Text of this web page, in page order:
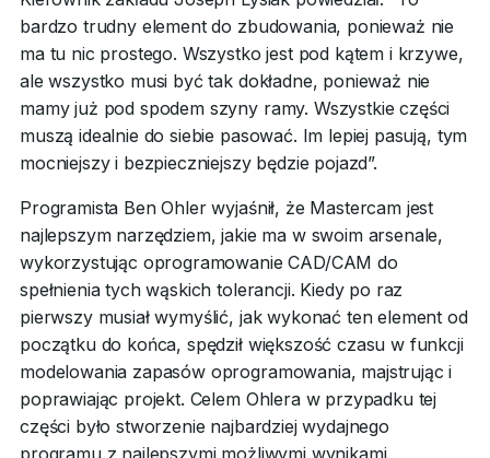
bardzo trudny element do zbudowania, ponieważ nie
ma tu nic prostego. Wszystko jest pod kątem i krzywe,
ale wszystko musi być tak dokładne, ponieważ nie
mamy już pod spodem szyny ramy. Wszystkie części
muszą idealnie do siebie pasować. Im lepiej pasują, tym
mocniejszy i bezpieczniejszy będzie pojazd”.
Programista Ben Ohler wyjaśnił, że Mastercam jest
najlepszym narzędziem, jakie ma w swoim arsenale,
wykorzystując oprogramowanie CAD/CAM do
spełnienia tych wąskich tolerancji. Kiedy po raz
pierwszy musiał wymyślić, jak wykonać ten element od
początku do końca, spędził większość czasu w funkcji
modelowania zapasów oprogramowania, majstrując i
poprawiając projekt. Celem Ohlera w przypadku tej
części było stworzenie najbardziej wydajnego
programu z najlepszymi możliwymi wynikami.